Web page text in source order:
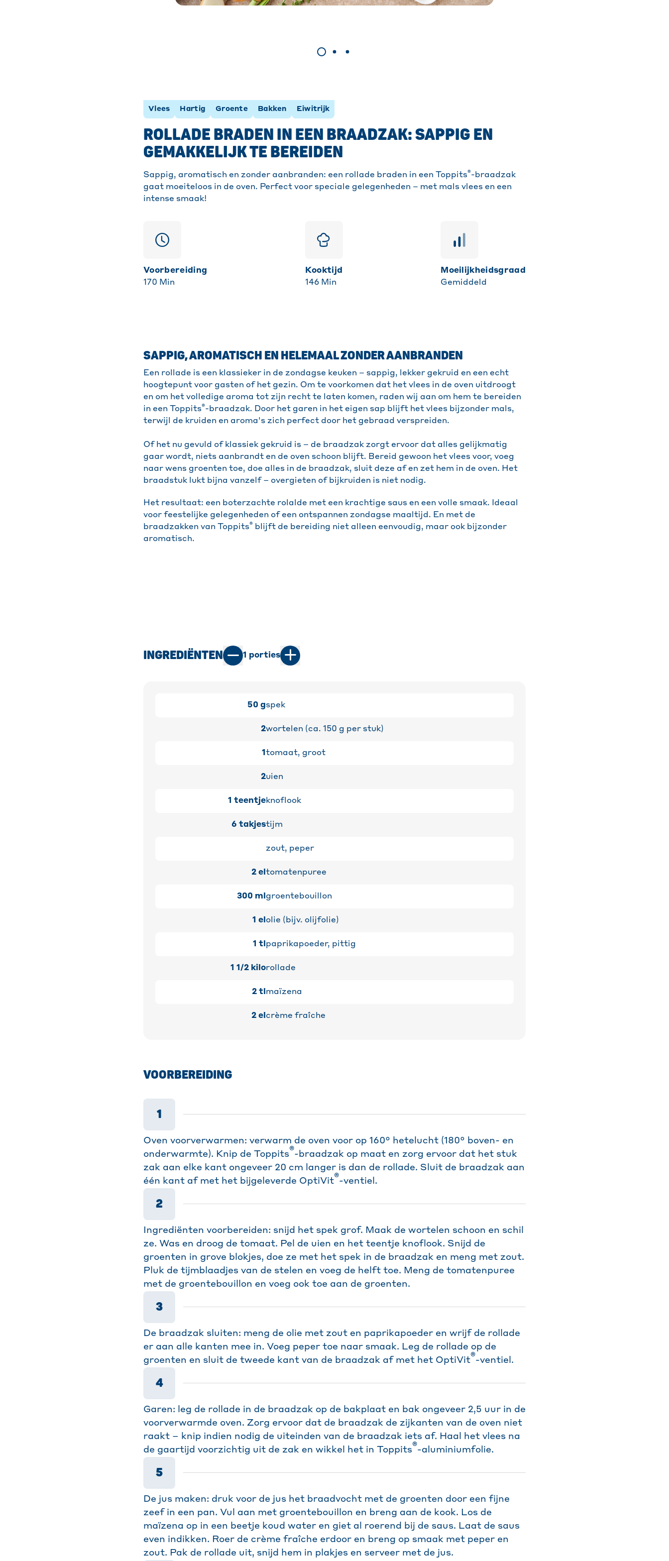
Vlees Hartig Groente Bakken Eiwitrijk
ROLLADE BRADEN IN EEN BRAADZAK: SAPPIG EN
GEMAKKELIJK TE BEREIDEN
Sappig, aromatisch en zonder aanbranden: een rollade braden in een Toppits®-braadzak
gaat moeiteloos in de oven. Perfect voor speciale gelegenheden – met mals vlees en een
intense smaak!
Voorbereiding
170 Min
Kooktijd
146 Min
moeilijkheidsgraad
Gemiddeld
SAPPIG, AROMATISCH EN HELEMAAL ZONDER AANBRANDEN
Een rollade is een klassieker in de zondagse keuken – sappig, lekker gekruid en een echt
hoogtepunt voor gasten of het gezin. Om te voorkomen dat het vlees in de oven uitdroogt
en om het volledige aroma tot zijn recht te laten komen, raden wij aan om hem te bereiden
in een Toppits®-braadzak. Door het garen in het eigen sap blijft het vlees bijzonder mals,
terwijl de kruiden en aroma's zich perfect door het gebraad verspreiden.
Of het nu gevuld of klassiek gekruid is – de braadzak zorgt ervoor dat alles gelijkmatig
gaar wordt, niets aanbrandt en de oven schoon blijft. Bereid gewoon het vlees voor, voeg
naar wens groenten toe, doe alles in de braadzak, sluit deze af en zet hem in de oven. Het
braadstuk lukt bijna vanzelf – overgieten of bijkruiden is niet nodig.
Het resultaat: een boterzachte rolalde met een krachtige saus en een volle smaak. Ideaal
voor feestelijke gelegenheden of een ontspannen zondagse maaltijd. En met de
braadzakken van Toppits® blijft de bereiding niet alleen eenvoudig, maar ook bijzonder
aromatisch.
INGREDIËNTEN 1 porties
50 gspek
2wortelen (ca. 150 g per stuk)
1tomaat, groot
2uien
1 teentjeknoflook
6 takjestijm
zout, peper
2 eltomatenpuree
300 ml groentebouillon
1 el olie (bijv. olijfolie)
1 tl paprikapoeder, pittig
1 1/2 kilorollade
2 tl maïzena
2 el crème fraîche
VOORBEREIDING
1
Oven voorverwarmen: verwarm de oven voor op 160° hetelucht (180° boven- en
onderwarmte). Knip de Toppits®-braadzak op maat en zorg ervoor dat het stuk
zak aan elke kant ongeveer 20 cm langer is dan de rollade. Sluit de braadzak aan
één kant af met het bijgeleverde OptiVit®-ventiel.
2
Ingrediënten voorbereiden: snijd het spek grof. Maak de wortelen schoon en schil
ze. Was en droog de tomaat. Pel de uien en het teentje knoflook. Snijd de
groenten in grove blokjes, doe ze met het spek in de braadzak en meng met zout.
Pluk de tijmblaadjes van de stelen en voeg de helft toe. Meng de tomatenpuree
met de groentebouillon en voeg ook toe aan de groenten.
3
De braadzak sluiten: meng de olie met zout en paprikapoeder en wrijf de rollade
er aan alle kanten mee in. Voeg peper toe naar smaak. Leg de rollade op de
groenten en sluit de tweede kant van de braadzak af met het OptiVit®-ventiel.
4
Garen: leg de rollade in de braadzak op de bakplaat en bak ongeveer 2,5 uur in de
voorverwarmde oven. Zorg ervoor dat de braadzak de zijkanten van de oven niet
raakt – knip indien nodig de uiteinden van de braadzak iets af. Haal het vlees na
de gaartijd voorzichtig uit de zak en wikkel het in Toppits®-aluminiumfolie.
5
De jus maken: druk voor de jus het braadvocht met de groenten door een fijne
zeef in een pan. Vul aan met groentebouillon en breng aan de kook. Los de
maïzena op in een beetje koud water en giet al roerend bij de saus. Laat de saus
even indikken. Roer de crème fraîche erdoor en breng op smaak met peper en
zout. Pak de rollade uit, snijd hem in plakjes en serveer met de jus.